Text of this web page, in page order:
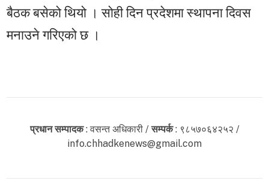
बैठक बसेको थियो । सोही दिन प्रदेशमा स्थापना दिवस
मनाउने गरिएको छ ।
प्रधान सम्पादक: वसन्त अधिकारी /सम्पर्क: ९८५७०६४२५२ /
info.chhadkenews@gmail.com